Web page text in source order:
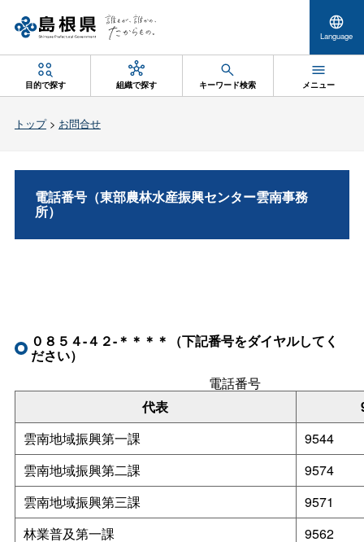
Language
目的で探す 組織で探す キーワード検索 メニュー
トップ> お問合せ
電話番号（東部農林水産振興センター雲南事務
所）
０８５４-４２-＊＊＊＊（下記番号をダイヤルしてく
ださい）
代表
電話番号
雲南地域振興第一課
9544
雲南地域振興第二課
9574
雲南地域振興第三課
9571
林業普及第一課
9562